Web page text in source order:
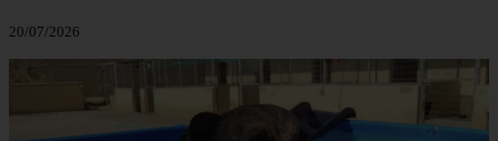
20/07/2026